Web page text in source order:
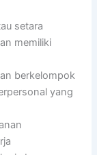
setara
memiliki
berkelompok
yang